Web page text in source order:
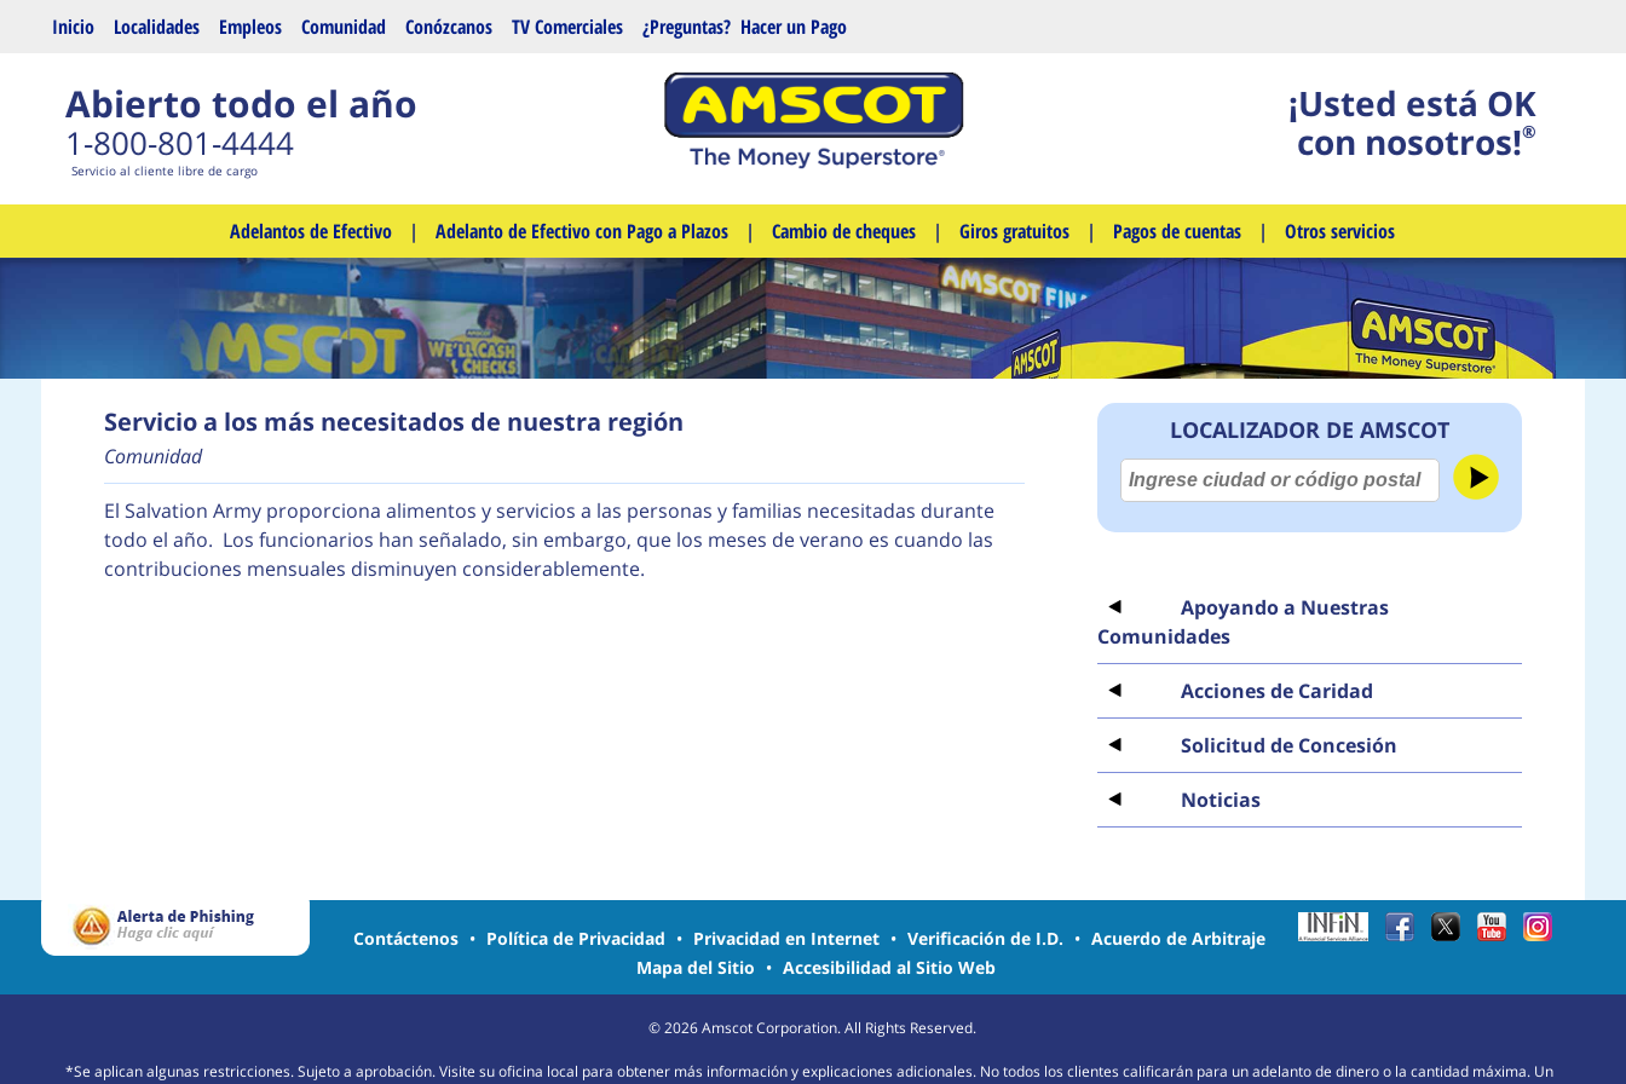
Saltar al contenido principal
Inicio Localidades Empleos Comunidad Conózcanos TV Comerciales ¿Preguntas? Hacer un Pago
Abierto todo el año
1-800-801-4444
Servicio al cliente libre de cargo
¡Usted está OK
con nosotros!®
Adelantos de Efectivo | Adelanto de Efectivo con Pago a Plazos | Cambio de cheques | Giros gratuitos | Pagos de cuentas | Otros servicios
Servicio a los más necesitados de nuestra región
Comunidad
El Salvation Army proporciona alimentos y servicios a las personas y familias necesitadas durante
todo el año. Los funcionarios han señalado, sin embargo, que los meses de verano es cuando las
contribuciones mensuales disminuyen considerablemente.
LOCALIZADOR DE AMSCOT
Apoyando a Nuestras
Comunidades
Acciones de Caridad
Solicitud de Concesión
Noticias
Contáctenos • Política de Privacidad • Privacidad en Internet • Verificación de I.D. • Acuerdo de Arbitraje
Mapa del Sitio • Accesibilidad al Sitio Web
©2026Amscot Corporation. All Rights Reserved.
*Se aplican algunas restricciones. Sujeto a aprobación. Visite su oficina local para obtener más información y explicaciones adicionales. No todos los clientes calificarán para un adelanto de dinero o la cantidad máxima. Un